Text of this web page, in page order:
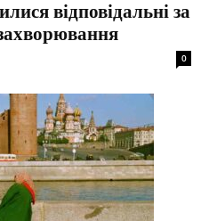
відповідальні за
0